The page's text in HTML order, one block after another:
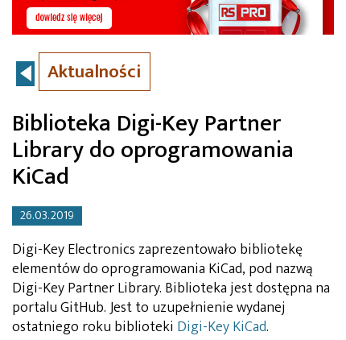
Aktualności
Biblioteka Digi-Key Partner
Library do oprogramowania
KiCad
26.03.2019
Digi-Key Electronics zaprezentowało bibliotekę
elementów do oprogramowania KiCad, pod nazwą
Digi-Key Partner Library. Biblioteka jest dostępna na
portalu GitHub. Jest to uzupełnienie wydanej
ostatniego roku biblioteki Digi-Key KiCad.